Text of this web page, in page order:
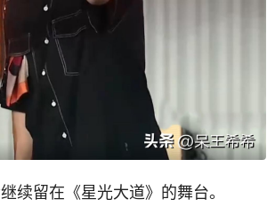
续留在《星光大道》的舞台。